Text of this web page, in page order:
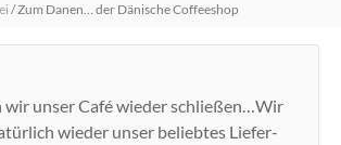
/Zum Danen… der Dänische Coffeeshop
wir unser Café wieder schließen…Wir
wieder unser beliebtes Liefer-